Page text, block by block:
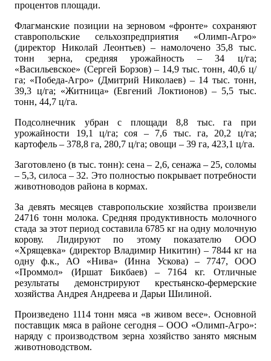
процентов площади.
Флагманские позиции на зерновом «фронте» сохраняют
ставропольские сельхозпредприятия «Олимп-Агро»
(директор Николай Леонтьев) – намолочено 35,8 тыс.
тонн зерна, средняя урожайность – 34 ц/га;
«Васильевское» (Сергей Борзов) – 14,9 тыс. тонн, 40,6 ц/
га; «Победа-Агро» (Дмитрий Николаев) – 14 тыс. тонн,
39,3 ц/га; «Житница» (Евгений Локтионов) – 5,5 тыс.
тонн, 44,7 ц/га.
Подсолнечник убран с площади 8,8 тыс. га при
урожайности 19,1 ц/га; соя – 7,6 тыс. га, 20,2 ц/га;
картофель – 378,8 га, 280,7 ц/га; овощи – 39 га, 423,1 ц/га.
Заготовлено (в тыс. тонн): сена – 2,6, сенажа – 25, соломы
– 5,3, силоса – 32. Это полностью покрывает потребности
животноводов района в кормах.
За девять месяцев ставропольские хозяйства произвели
24716 тонн молока. Средняя продуктивность молочного
стада за этот период составила 6785 кг на одну молочную
корову. Лидируют по этому показателю ООО
«Хрящевка» (директор Владимир Никитин) – 7844 кг на
одну ф.к., АО «Нива» (Инна Ускова) – 7747, ООО
«Проммол» (Иршат Бикбаев) – 7164 кг. Отличные
результаты демонстрируют крестьянско-фермерские
хозяйства Андрея Андреева и Дарьи Шилиной.
Произведено 1114 тонн мяса «в живом весе». Основной
поставщик мяса в районе сегодня – ООО «Олимп-Агро»:
наряду с производством зерна хозяйство занято мясным
животноводством.